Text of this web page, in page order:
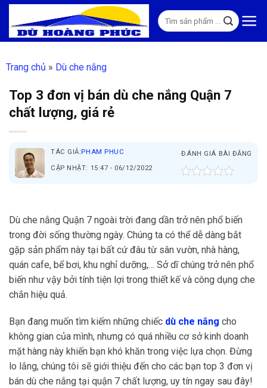
Skip
content
Tìm
kiếm:
Trang chủ » Dù che nắng
Top 3 đơn vị bán dù che nắng Quận 7
chất lượng, giá rẻ
TÁC GIẢ:PHAM PHUC
CẬP NHẬT: 15:47 - 06/12/2022
ĐÁNH GIÁ BÀI ĐĂNG
Dù che nắng Quận 7 ngoài trời đang dần trở nên phổ biến
trong đời sống thường ngày. Chúng ta có thể dễ dàng bắt
gặp sản phẩm này tại bất cứ đâu từ sân vườn, nhà hàng,
quán cafe, bể bơi, khu nghỉ dưỡng,… Sở dĩ chúng trở nên phổ
biến như vậy bởi tính tiện lợi trong thiết kế và công dụng che
chắn hiệu quả.
Bạn đang muốn tìm kiếm những chiếc dù che nắng cho
không gian của mình, nhưng có quá nhiều cơ sở kinh doanh
mặt hàng này khiến bạn khó khăn trong việc lựa chọn. Đừng
lo lắng, chúng tôi sẽ giới thiệu đến cho các bạn top 3 đơn vị
bán dù che nắng tại quận 7 chất lượng, uy tín ngay sau đây!